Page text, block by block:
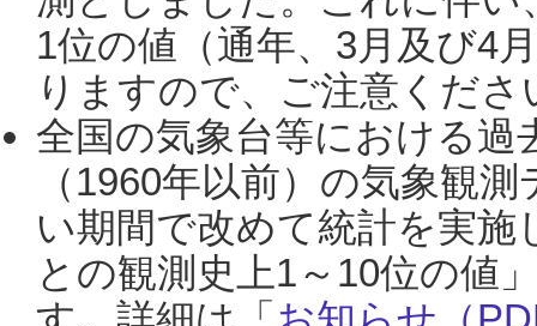
1位の値（通年、3月及び4
りますので、ご注意くだ
全国の気象台等における過
（1960年以前）の気象観
い期間で改めて統計を実
との観測史上1～10位の値